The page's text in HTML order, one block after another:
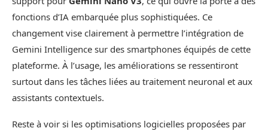
fonctions d’IA embarquée plus sophistiquées. Ce
changement vise clairement à permettre l’intégration de
Gemini Intelligence sur des smartphones équipés de cette
plateforme. À l’usage, les améliorations se ressentiront
surtout dans les tâches liées au traitement neuronal et aux
assistants contextuels.
Reste à voir si les optimisations logicielles proposées par